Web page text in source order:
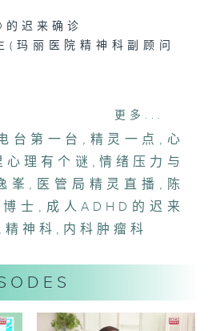
迟来确诊
(玛丽医院精神科副顾问
(心理学家)
内科肿瘤科专科医生)
更多...
台第一台 , 精灵一点 , 心
心理有个谜 , 情绪压力与
峯 , 医管局精灵直播 , 陈
士 , 成人ADHD的迟来
,精神科 , 内科肿瘤科